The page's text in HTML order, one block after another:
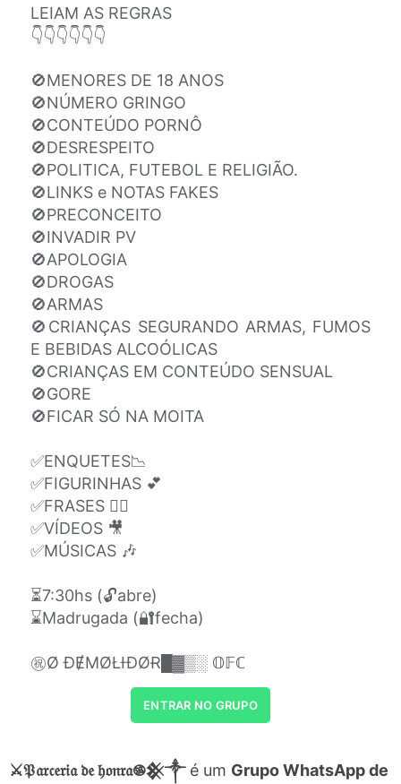
LEIAM AS REGRAS
👇👇👇👇👇👇
🚫MENORES DE 18 ANOS
🚫NÚMERO GRINGO
🚫CONTEÚDO PORNÔ
🚫DESRESPEITO
🚫POLITICA, FUTEBOL E RELIGIÃO.
🚫LINKS e NOTAS FAKES
🚫PRECONCEITO
🚫INVADIR PV
🚫APOLOGIA
🚫DROGAS
🚫ARMAS
🚫CRIANÇAS SEGURANDO ARMAS, FUMOS
E BEBIDAS ALCOÓLICAS
🚫CRIANÇAS EM CONTEÚDO SENSUAL
🚫GORE
🚫FICAR SÓ NA MOITA
✅ENQUETES📉
✅FIGURINHAS 💕
✅FRASES ✍🏽
✅VÍDEOS 🎥
✅MÚSICAS 🎶
⏳7:30hs (🔓abre)
⌛Madrugada (🔐fecha)
㊗Ø ĐɆMØŁƗĐØɌ█▓▒░ 𝕆𝔽ℂ
ENTRAR NO GRUPO
⚔️𝔓𝔞𝔯𝔠𝔢𝔯𝔦𝔞 𝔡𝔢 𝔥𝔬𝔫𝔯𝔞࿌𒆜༒é um Grupo WhatsApp de